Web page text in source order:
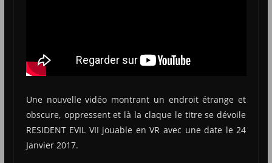
Une nouvelle vidéo montrant un endroit étrange et
obscure, oppressent et là la claque le titre se dévoile
RESIDENT EVIL VII jouable en VR avec une date le 24
Janvier 2017.